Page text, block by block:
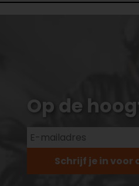
Op de
Schrijf je in voor